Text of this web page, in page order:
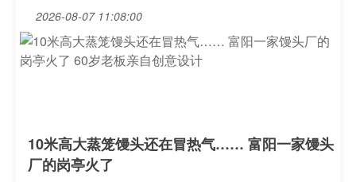
2026-08-07 11:08:00
10米高大蒸笼馒头还在冒热气…… 富阳一家馒头
厂的岗亭火了